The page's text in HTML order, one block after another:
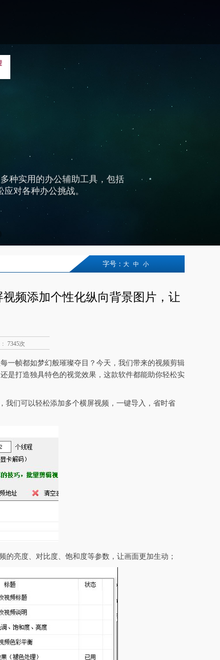
种实用的办公辅助工具，包括
对各种办公挑战。
字号： 大 中 小
频添加个性化纵向背景图片，让
7345次
一帧都如梦幻般璀璨夺目？今天，我们带来的视频剪辑
是打造独具特色的视觉效果，这款软件都能助你轻松实
我们可以轻松添加多个横屏视频，一键导入，省时省
亮度、对比度、饱和度等参数，让画面更加生动；